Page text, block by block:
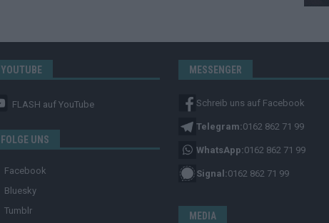
YOUTUBE
FLASH auf YouTube
FOLGE UNS
Facebook
Bluesky
Tumblr
MESSENGER
Schreib uns auf Facebook
Telegram:0162 862 71 99
WhatsApp:0162 862 71 99
Signal:0162 862 71 99
MEDIA